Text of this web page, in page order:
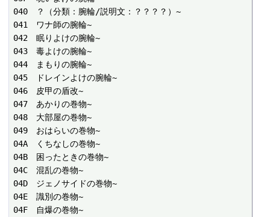
040　？（分類：腕輪/説明文：？？？？）~
041　ワナ師の腕輪~
042　眠りよけの腕輪~
043　毒よけの腕輪~
044　まもりの腕輪~
045　ドレインよけの腕輪~
046　皮甲の盾改~
047　あかりの巻物~
048　大部屋の巻物~
049　おはらいの巻物~
04A　くちなしの巻物~
04B　困ったときの巻物~
04C　混乱の巻物~
04D　ジェノサイドの巻物~
04E　識別の巻物~
04F　自爆の巻物~